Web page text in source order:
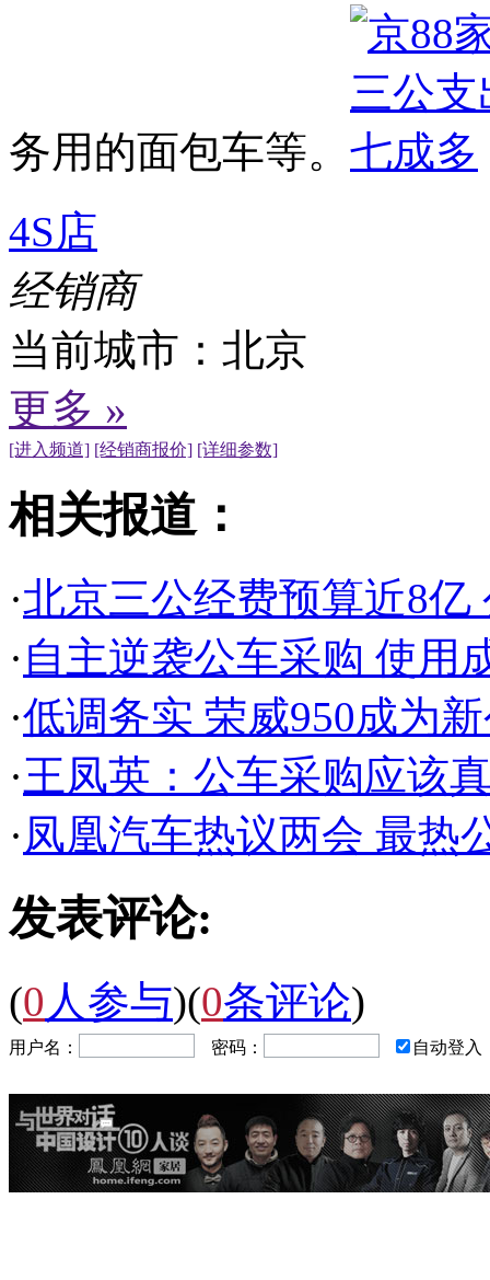
务用的面包车等。
4S店
经销商
当前城市： 北京
更多 »
[进入频道] [经销商报价] [详细参数]
相关报道：
·北京三公经费预算近8亿
· 自主逆袭公车采购 使用
·低调务实 荣威950成为
·王凤英：公车采购应该
·凤凰汽车热议两会 最热
发表评论:
(0 人参与)(0条评论)
用户名： 密码： 自动登入